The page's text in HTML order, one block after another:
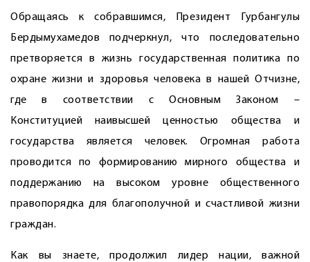
Обращаясь к собравшимся, Президент Гурбангулы
Бердымухамедов подчеркнул, что последовательно
претворяется в жизнь государственная политика по
охране жизни и здоровья человека в нашей Отчизне,
где в соответствии с Основным Законом –
Конституцией наивысшей ценностью общества и
государства является человек. Огромная работа
проводится по формированию мирного общества и
поддержанию на высоком уровне общественного
правопорядка для благополучной и счастливой жизни
граждан.
Как вы знаете, продолжил лидер нации, важной